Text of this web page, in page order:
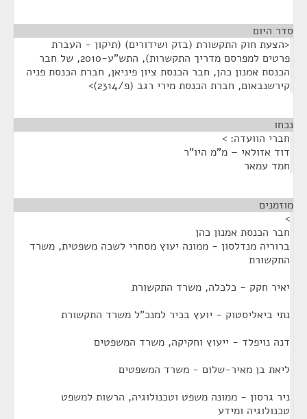
סדר היום
<הצעת חוק התקשורת (בזק ושידורים) (תיקון - העברת
פרטים למפרסם מדריך התקשרות), התש"ע-2010, של חבר
הכנסת אמנון כהן, חבר הכנסת ציון פיניאן, חברת הכנסת פניה
קירשנבאום, חברת הכנסת מירי רגב (פ/2314)>
נכחו
חברי הוועדה: >
דוד אזולאי – מ"מ היו"ר
חמד עמאר
מוזמנים
>
חבר הכנסת אמנון כהן
ברוריה מנדלסון - ממונה יעוץ מסחרי לשכה משפטית, משרד
התקשורת
יאיר חקק - כלכלה, משרד התקשורת
נתי ביאליסטוק - יועץ בכיר למנכ"ל משרד התקשורת
דנה נויפלד - ייעוץ וחקיקה, משרד המשפטים
ליאת בן מאיר-שלום - משרד המשפטים
ניר גרסון - ממונה משפט וטכנולוגיה, הרשות למשפט
טכנולוגיה ומידע